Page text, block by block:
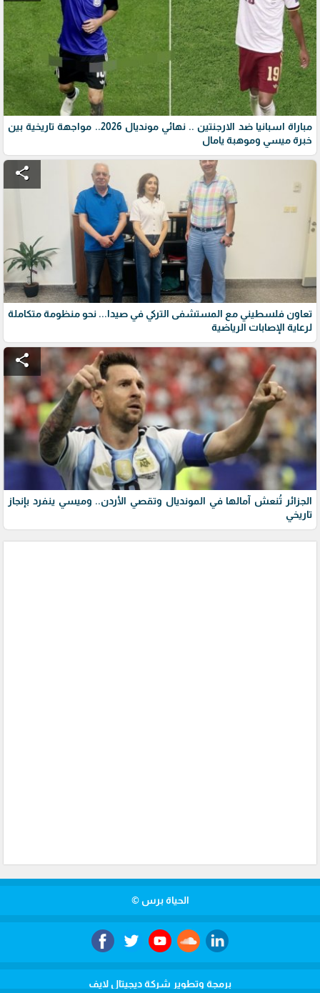
مباراة اسبانيا ضد الارجنتين .. نهائي مونديال 2026.. مواجهة تاريخية بين
خبرة ميسي وموهبة يامال
share
تعاون فلسطيني مع المستشفى التركي في صيدا... نحو منظومة متكاملة
لرعاية الإصابات الرياضية
share
الجزائر تُنعش آمالها في المونديال وتقصي الأردن.. وميسي ينفرد بإنجاز
تاريخي
الحياة برس ©
برمجة وتطوير شركة ديجيتال لايف